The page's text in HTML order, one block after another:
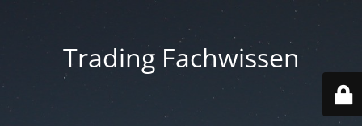
Trading Fachwissen